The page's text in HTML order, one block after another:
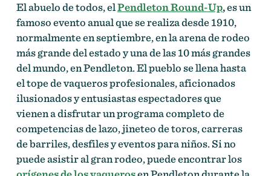
El abuelo de todos, elPendleton Round-Up,es un
famoso evento anual que se realiza desde 1910,
normalmente en septiembre, en la arena de rodeo
más grande del estado y una de las 10 más grandes
del mundo, en Pendleton. El pueblo se llena hasta
el tope de vaqueros profesionales, aficionados
ilusionados y entusiastas espectadores que
vienen a disfrutar un programa completo de
competencias de lazo, jineteo de toros, carreras
de barriles, desfiles y eventos para niños. Si no
puede asistir al gran rodeo, puede encontrar los